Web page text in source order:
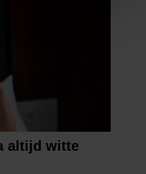
en advertenties te
social media te bieden
Ook delen we
site met onze
en analyse. Deze
combineren met andere
of die ze hebben
van hun services. U
u onze website blijft